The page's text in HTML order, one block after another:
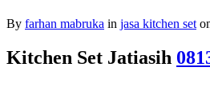
By farhan mabruka in jasa kitchen set
Kitchen Set Jatiasih